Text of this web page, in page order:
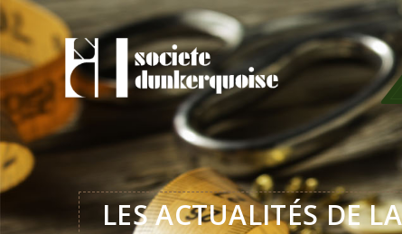
LES ACTUALITÉS DE